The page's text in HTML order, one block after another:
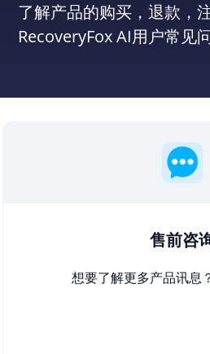
了解产品的购买，退款，
RecoveryFox AI用户常见
售前咨
想要了解更多产品讯息